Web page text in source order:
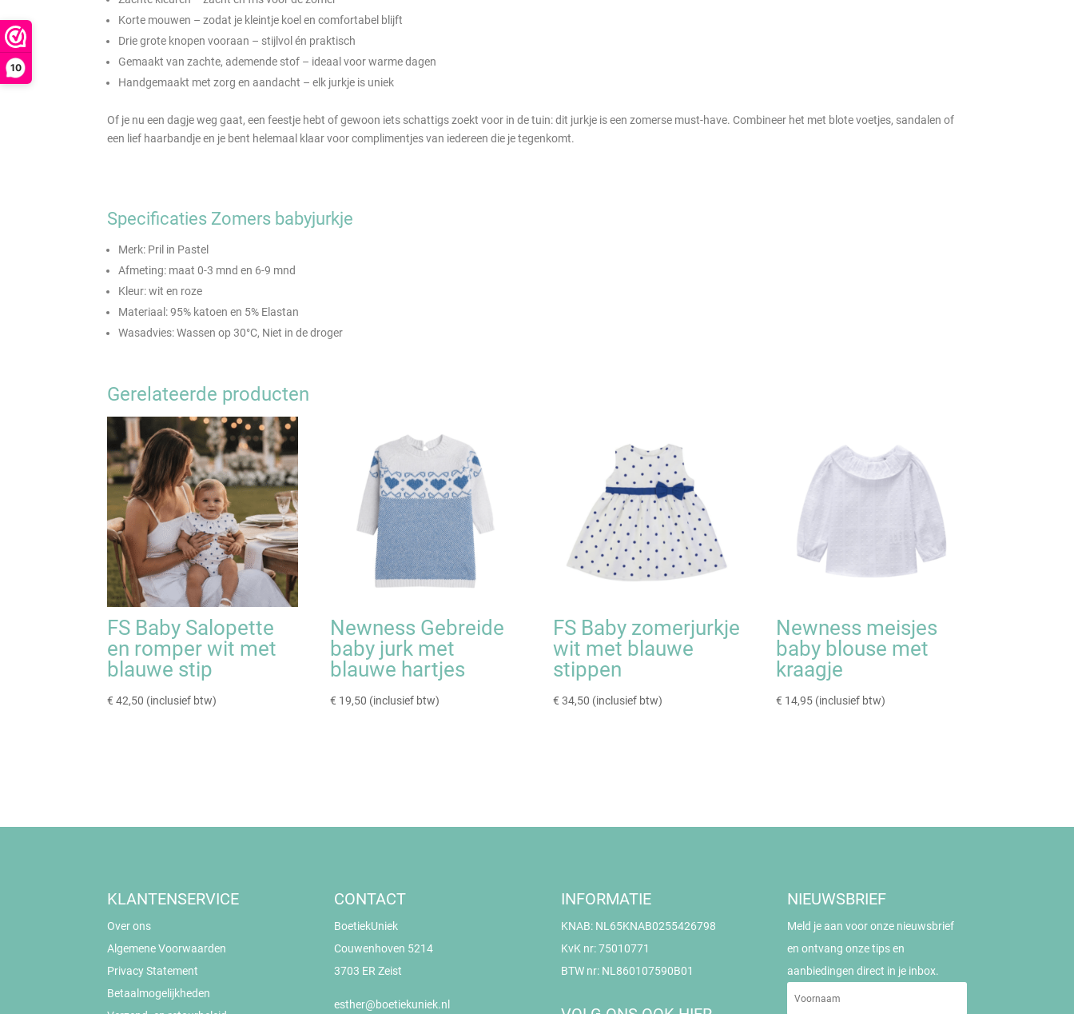
10
Korte mouwen – zodat je kleintje koel en comfortabel blijft
Drie grote knopen vooraan – stijlvol én praktisch
Gemaakt van zachte, ademende stof – ideaal voor warme dagen
Handgemaakt met zorg en aandacht – elk jurkje is uniek
Of je nu een dagje weg gaat, een feestje hebt of gewoon iets schattigs zoekt voor in de tuin: dit jurkje is een zomerse must-have. Combineer het met blote voetjes, sandalen of
een lief haarbandje en je bent helemaal klaar voor complimentjes van iedereen die je tegenkomt.
Specificaties Zomers babyjurkje
Merk: Pril in Pastel
Afmeting: maat 0-3 mnd en 6-9 mnd
Kleur: wit en roze
Materiaal: 95% katoen en 5% Elastan
Wasadvies: Wassen op 30°C, Niet in de droger
Gerelateerde producten
FS Baby Salopette
en romper wit met
blauwe stip
€ 42,50 (inclusief btw)
Newness Gebreide
baby jurk met
blauwe hartjes
€ 19,50 (inclusief btw)
FS Baby zomerjurkje
wit met blauwe
stippen
€ 34,50 (inclusief btw)
Newness meisjes
baby blouse met
kraagje
€ 14,95 (inclusief btw)
KLANTENSERVICE
Over ons
Algemene Voorwaarden
Privacy Statement
Betaalmogelijkheden
CONTACT
BoetiekUniek
Couwenhoven 5214
3703 ER Zeist
esther@boetiekuniek.nl
INFORMATIE
KNAB: NL65KNAB0255426798
KvK nr: 75010771
BTW nr: NL860107590B01
NIEUWSBRIEF
Meld je aan voor onze nieuwsbrief
en ontvang onze tips en
aanbiedingen direct in je inbox.